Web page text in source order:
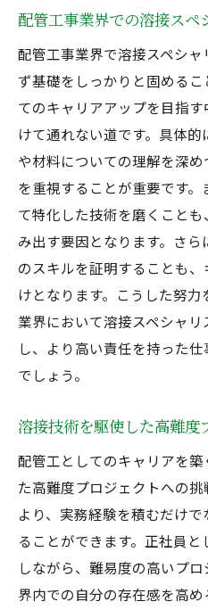
配管工事業界での溶接スペ
配管工事業界で溶接スペシ
ず基礎をしっかりと固める
てのキャリアアップを目指
けて通れない道です。具体
や材料についての理解を深
を重視することが重要です
て特化した技術を磨くこと
み出す要因となります。さ
のスキルを証明することも
けとなります。こうした努
業界において溶接スペシャ
し、より高い責任を持った
でしょう。
溶接技術を駆使した高難度
配管工としてのキャリアを
た高難度プロジェクトへの
より、実務経験を積むだけ
ることができます。正社員
しながら、難易度の高いプ
界内での自分の存在感を高め